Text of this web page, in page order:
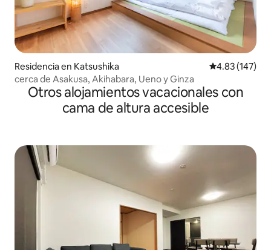
Residencia en Katsushika Calificación
4.83 (147)
cerca de Asakusa, Akihabara, Ueno y Ginza
Otros alojamientos vacacionales con
cama de altura accesible